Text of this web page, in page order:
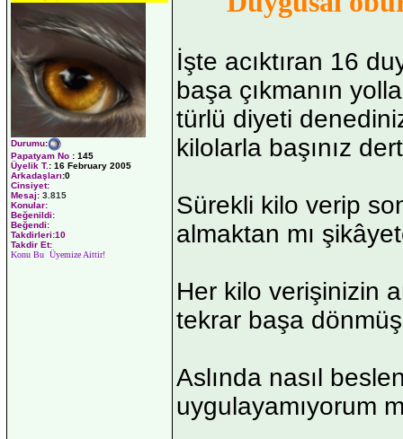
Durumu:
Papatyam No : 145
Üyelik T.: 16 February 2005
Arkadaşları:0
Cinsiyet:
Mesaj: 3.815
Konular:
Beğenildi:
Beğendi:
Takdirleri:10
Takdir Et:
Konu Bu Üyemize Aittir!
İşte acıktıran 16
başa çıkmanın
türlü diyeti
kilolarla başınız
Sürekli kilo verip
almaktan mı
Her kilo verişinizin
tekrar başa
Aslında nasıl
uygulayamıyorum